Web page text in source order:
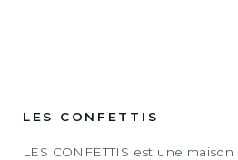
LES CONFETTIS
LES CONFETTIS est une